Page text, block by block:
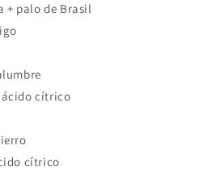
+ palo de Brasil
cítrico
cítrico